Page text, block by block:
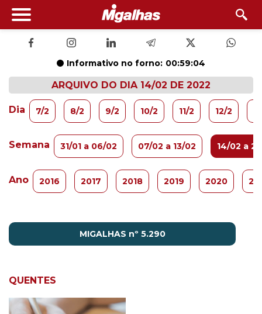
Informativo no forno: 00:59:03
ARQUIVO DO DIA 14/02 DE 2022
Dia 7/2 8/2 9/2 10/2 11/2 12/2
Semana 31/01 a 06/02 07/02 a 13/02 14/02 a
Ano 2016 2017 2018 2019 2020
MIGALHAS nº 5.290
QUENTES